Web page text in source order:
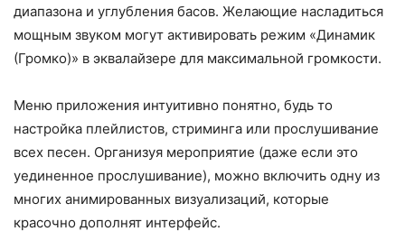
диапазона и углубления басов. Желающие насладиться
мощным звуком могут активировать режим «Динамик
(Громко)» в эквалайзере для максимальной громкости.
Меню приложения интуитивно понятно, будь то
настройка плейлистов, стриминга или прослушивание
всех песен. Организуя мероприятие (даже если это
уединенное прослушивание), можно включить одну из
многих анимированных визуализаций, которые
красочно дополнят интерфейс.